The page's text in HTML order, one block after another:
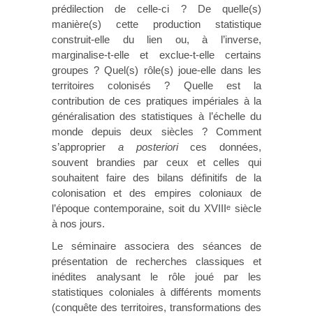
prédilection de celle-ci ? De quelle(s)
manière(s) cette production statistique
construit-elle du lien ou, à l’inverse,
marginalise-t-elle et exclue-t-elle certains
groupes ? Quel(s) rôle(s) joue-elle dans les
territoires colonisés ? Quelle est la
contribution de ces pratiques impériales à la
généralisation des statistiques à l’échelle du
monde depuis deux siècles ? Comment
s’approprier a posteriorices données,
souvent brandies par ceux et celles qui
souhaitent faire des bilans définitifs de la
colonisation et des empires coloniaux de
l’époque contemporaine, soit du XVIIIe siècle
à nos jours.
Le séminaire associera des séances de
présentation de recherches classiques et
inédites analysant le rôle joué par les
statistiques coloniales à différents moments
(conquête des territoires, transformations des